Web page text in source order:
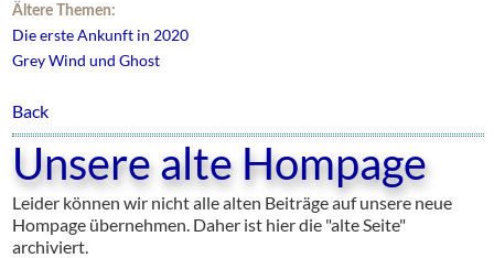
Ältere Themen:
Die erste Ankunft in 2020
Grey Wind und Ghost
Back
Unsere alte Hompage
Leider können wir nicht alle alten Beiträge auf unsere neue
Hompage übernehmen. Daher ist hier die "alte Seite"
archiviert.